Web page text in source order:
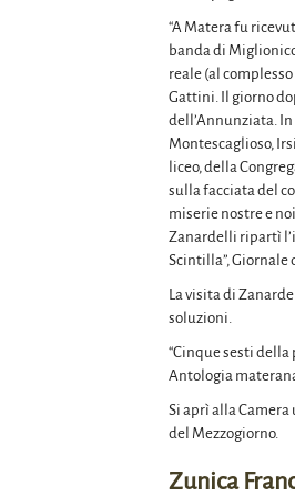
“A Matera fu
banda di
reale (al
Gattini. Il giorno
dell’Annunziata.
Montescaglioso,
liceo, della
sulla facciata del
miserie nostre e
Zanardelli ripartì
Scintilla”, Giornale
La visita di
soluzioni.
“Cinque sesti
Antologia
Si aprì alla
del Mezzogiorno.
Zunica